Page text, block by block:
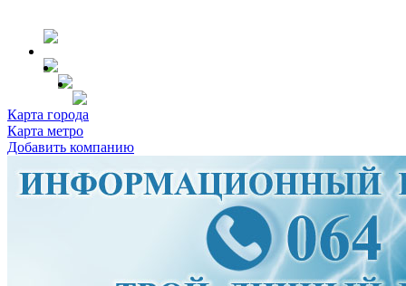
Карта города
Карта метро
Добавить компанию